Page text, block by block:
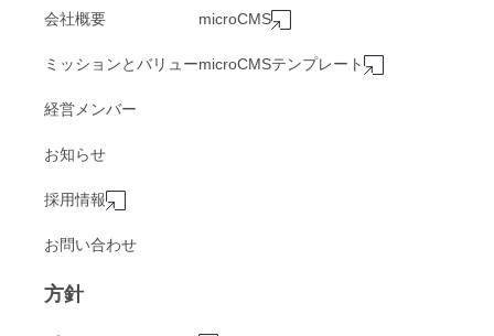
会社概要
ミッションとバリュー
経営メンバー
お知らせ
採用情報
お問い合わせ
microCMS
microCMSテンプレート
方針